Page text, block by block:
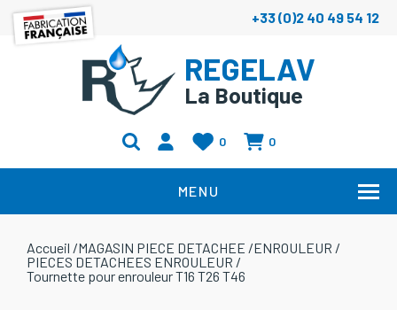
+33 (0)2 40 49 54 12
REGELAV
La Boutique
0 0
MENU
Accueil /MAGASIN PIECE DETACHEE /ENROULEUR /
PIECES DETACHEES ENROULEUR /
Tournette pour enrouleur T16 T26 T46